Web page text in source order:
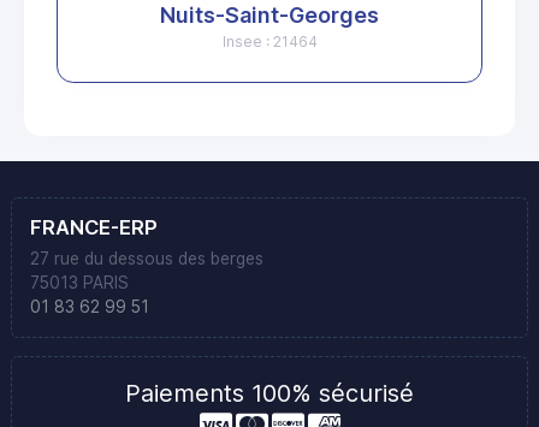
Nuits-Saint-Georges
Insee : 21464
FRANCE-ERP
27 rue du dessous des berges
75013 PARIS
01 83 62 99 51
Paiements 100% sécurisé